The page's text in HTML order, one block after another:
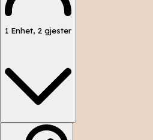
1 Enhet, 2 gjester